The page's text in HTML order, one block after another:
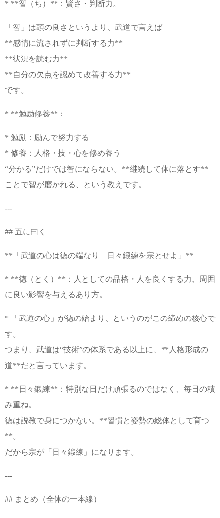
* **智（ち）**：賢さ・判断力。
「智」は頭の良さというより、武道で言えば
**感情に流されずに判断する力**
**状況を読む力**
**自分の欠点を認めて改善する力**
です。
* **勉励修養**：
* 勉励：励んで努力する
* 修養：人格・技・心を修め養う
“分かる”だけでは智にならない。**継続して体に落とす**
ことで智が磨かれる、という教えです。
---
## 五に曰く
**「武道の心は徳の端なり 日々鍛練を宗とせよ」**
* **徳（とく）**：人としての品格・人を良くする力。周囲
に良い影響を与えるあり方。
* 「武道の心」が徳の始まり、というのがこの締めの核心で
す。
つまり、武道は“技術”の体系である以上に、**人格形成の
道**だと言っています。
* **日々鍛練**：特別な日だけ頑張るのではなく、毎日の積
み重ね。
徳は説教で身につかない。**習慣と姿勢の総体として育つ
**。
だから宗が「日々鍛練」になります。
---
## まとめ（全体の一本線）